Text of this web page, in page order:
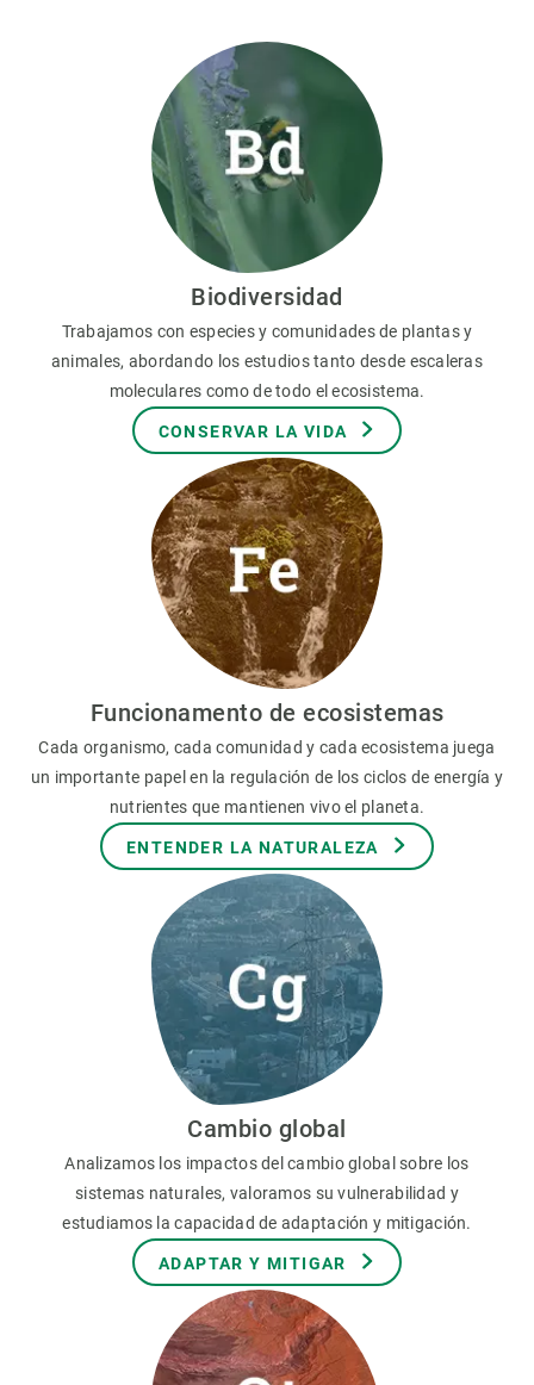
Biodiversidad
Trabajamos con especies y comunidades de plantas y
animales, abordando los estudios tanto desde escaleras
moleculares como de todo el ecosistema.
CONSERVAR LA VIDA
Funcionamento de ecosistemas
Cada organismo, cada comunidad y cada ecosistema juega
un importante papel en la regulación de los ciclos de energía y
nutrientes que mantienen vivo el planeta.
ENTENDER LA NATURALEZA
Cambio global
Analizamos los impactos del cambio global sobre los
sistemas naturales, valoramos su vulnerabilidad y
estudiamos la capacidad de adaptación y mitigación.
ADAPTAR Y MITIGAR